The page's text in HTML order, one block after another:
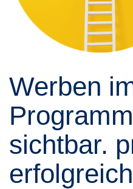
Werben
sichtbar.